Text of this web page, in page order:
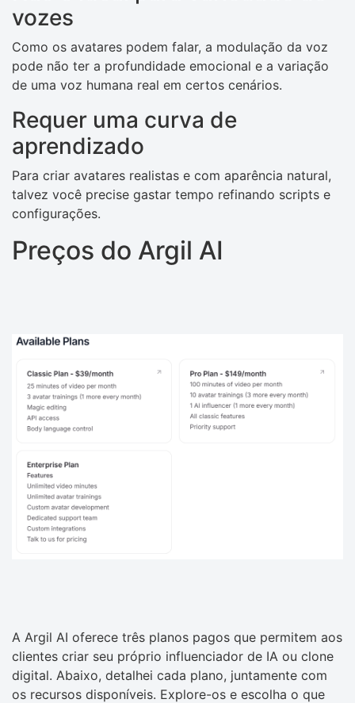
vozes
Como os avatares podem falar, a modulação da voz
pode não ter a profundidade emocional e a variação
de uma voz humana real em certos cenários.
Requer uma curva de
aprendizado
Para criar avatares realistas e com aparência natural,
talvez você precise gastar tempo refinando scripts e
configurações.
Preços do Argil AI
A Argil AI oferece três planos pagos que permitem aos
clientes criar seu próprio influenciador de IA ou clone
digital. Abaixo, detalhei cada plano, juntamente com
os recursos disponíveis. Explore-os e escolha o que